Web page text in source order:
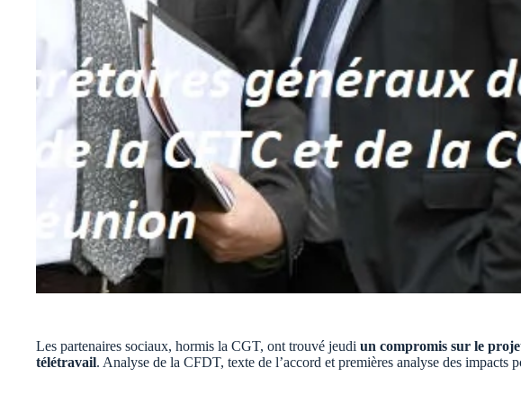
Les partenaires sociaux, hormis la CGT, ont trouvé jeudi un compromis sur le
télétravail. Analyse de la CFDT, texte de l’accord et premières analyse des